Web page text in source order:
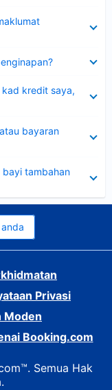
kredit saya,
bayaran
tambahan
Privasi
Moden
Booking.com
Semua Hak